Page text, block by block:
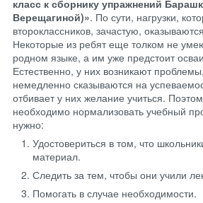
класс к сборнику упражнений
Верещагиной)». По сути, нагрузки,
второклассников, зачастую,
Некоторые из ребят еще толком не
родном языке, а им уже предстоит
Естественно, у них возникают
немедленно сказываются на
отбивает у них желание учиться.
необходимо нормализовать учебный
нужно:
Удостовериться в том, что
материал.
Следить за тем, чтобы они учили
Помогать в случае необходимости.